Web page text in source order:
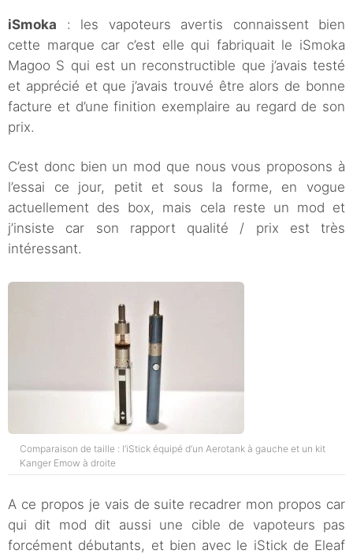
iSmoka : les vapoteurs avertis connaissent bien
cette marque car c’est elle qui fabriquait le iSmoka
Magoo S qui est un reconstructible que j’avais testé
et apprécié et que j’avais trouvé être alors de bonne
facture et d’une finition exemplaire au regard de son
prix.
C’est donc bien un mod que nous vous proposons à
l’essai ce jour, petit et sous la forme, en vogue
actuellement des box, mais cela reste un mod et
j’insiste car son rapport qualité / prix est très
intéressant.
Comparaison de taille : l’iStick équipé d’un Aerotank à gauche et un kit
Kanger Emow à droite
A ce propos je vais de suite recadrer mon propos car
qui dit mod dit aussi une cible de vapoteurs pas
forcément débutants, et bien avec le iStick de Eleaf